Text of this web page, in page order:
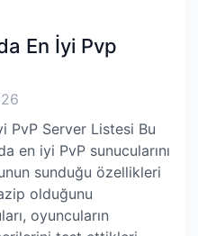
En İyi Pvp
PvP Server Listesi Bu
en iyi PvP sunucularını
sunduğu özellikleri
olduğunu
oyuncuların